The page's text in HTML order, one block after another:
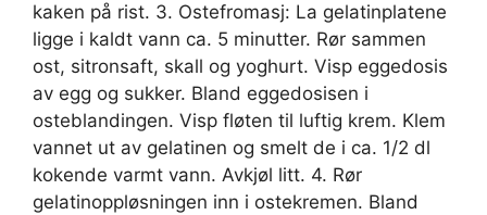
kaken på rist. 3. Ostefromasj: La gelatinplatene
ligge i kaldt vann ca. 5 minutter. Rør sammen
ost, sitronsaft, skall og yoghurt. Visp eggedosis
av egg og sukker. Bland eggedosisen i
osteblandingen. Visp fløten til luftig krem. Klem
vannet ut av gelatinen og smelt de i ca. 1/2 dl
kokende varmt vann. Avkjøl litt. 4. Rør
gelatinoppløsningen inn i ostekremen. Bland